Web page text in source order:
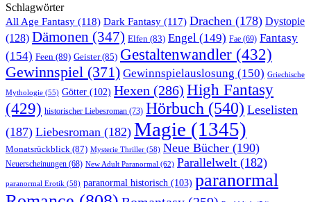
Schlagwörter
All Age Fantasy (118) Dark Fantasy (117) Drachen (178) Dystopie
(128) Dämonen (347) Elfen (83) Engel (149) Fae (69) Fantasy
(154) Feen (89) Geister(85) Gestaltenwandler (432)
Gewinnspiel (371) Gewinnspielauslosung (150) Griechische
Mythologie (55) Götter (102) Hexen (286) High Fantasy
(429) historischer Liebesroman (73) Hörbuch (540) Leselisten
(187) Liebesroman (182) Magie (1345)
Monatsrückblick (87) Mysterie Thriller (58) Neue Bücher (190)
Neuerscheinungen (68) New Adult Paranormal (62) Parallelwelt (182)
paranormal Erotik (58) paranormal historisch (103) paranormal